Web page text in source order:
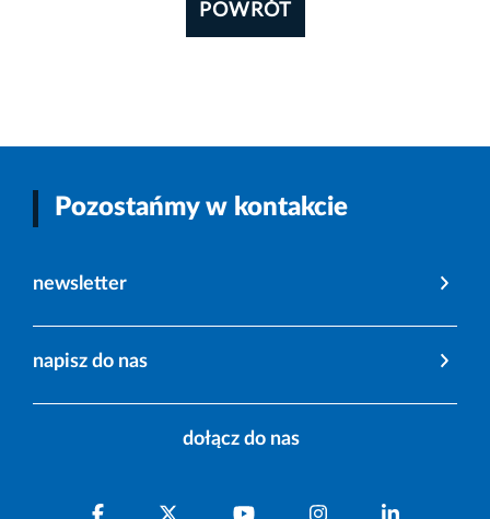
POWRÓT
Pozostańmy w kontakcie
newsletter
napisz do nas
dołącz do nas